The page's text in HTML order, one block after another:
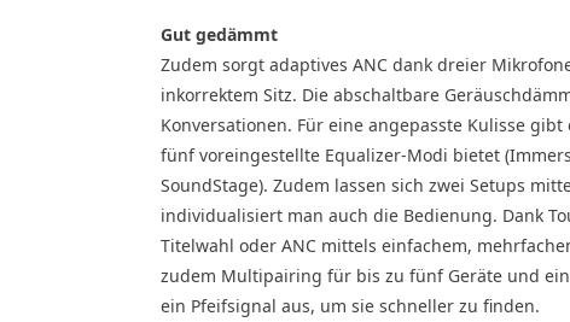
Gut gedämmt
Zudem sorgt adaptives ANC dank dreier
inkorrektem Sitz. Die abschaltbare
Konversationen. Für eine angepasste Kulisse
fünf voreingestellte Equalizer-Modi bietet
SoundStage). Zudem lassen sich zwei Setups
individualisiert man auch die Bedienung. Dank
Titelwahl oder ANC mittels einfachem,
zudem Multipairing für bis zu fünf Geräte und
ein Pfeifsignal aus, um sie schneller zu finden.